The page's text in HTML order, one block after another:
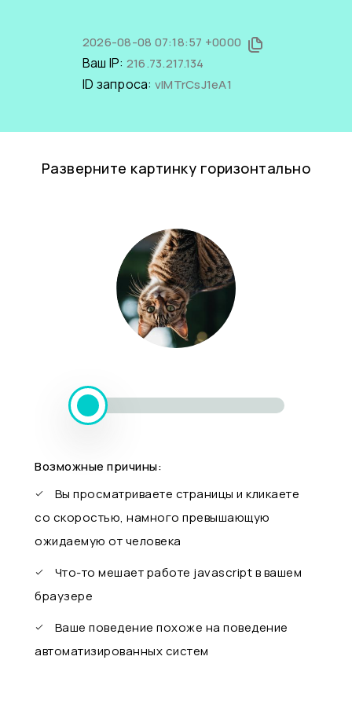
2026-08-08 07:18:57 +0000
Ваш IP: 216.73.217.134
ID запроса: vIMTrCsJ1eA1
Разверните картинку горизонтально
Возможные причины:
Вы просматриваете страницы и кликаете
со скоростью, намного превышающую
ожидаемую от человека
Что-то мешает работе javascript в вашем
браузере
Ваше поведение похоже на поведение
автоматизированных систем